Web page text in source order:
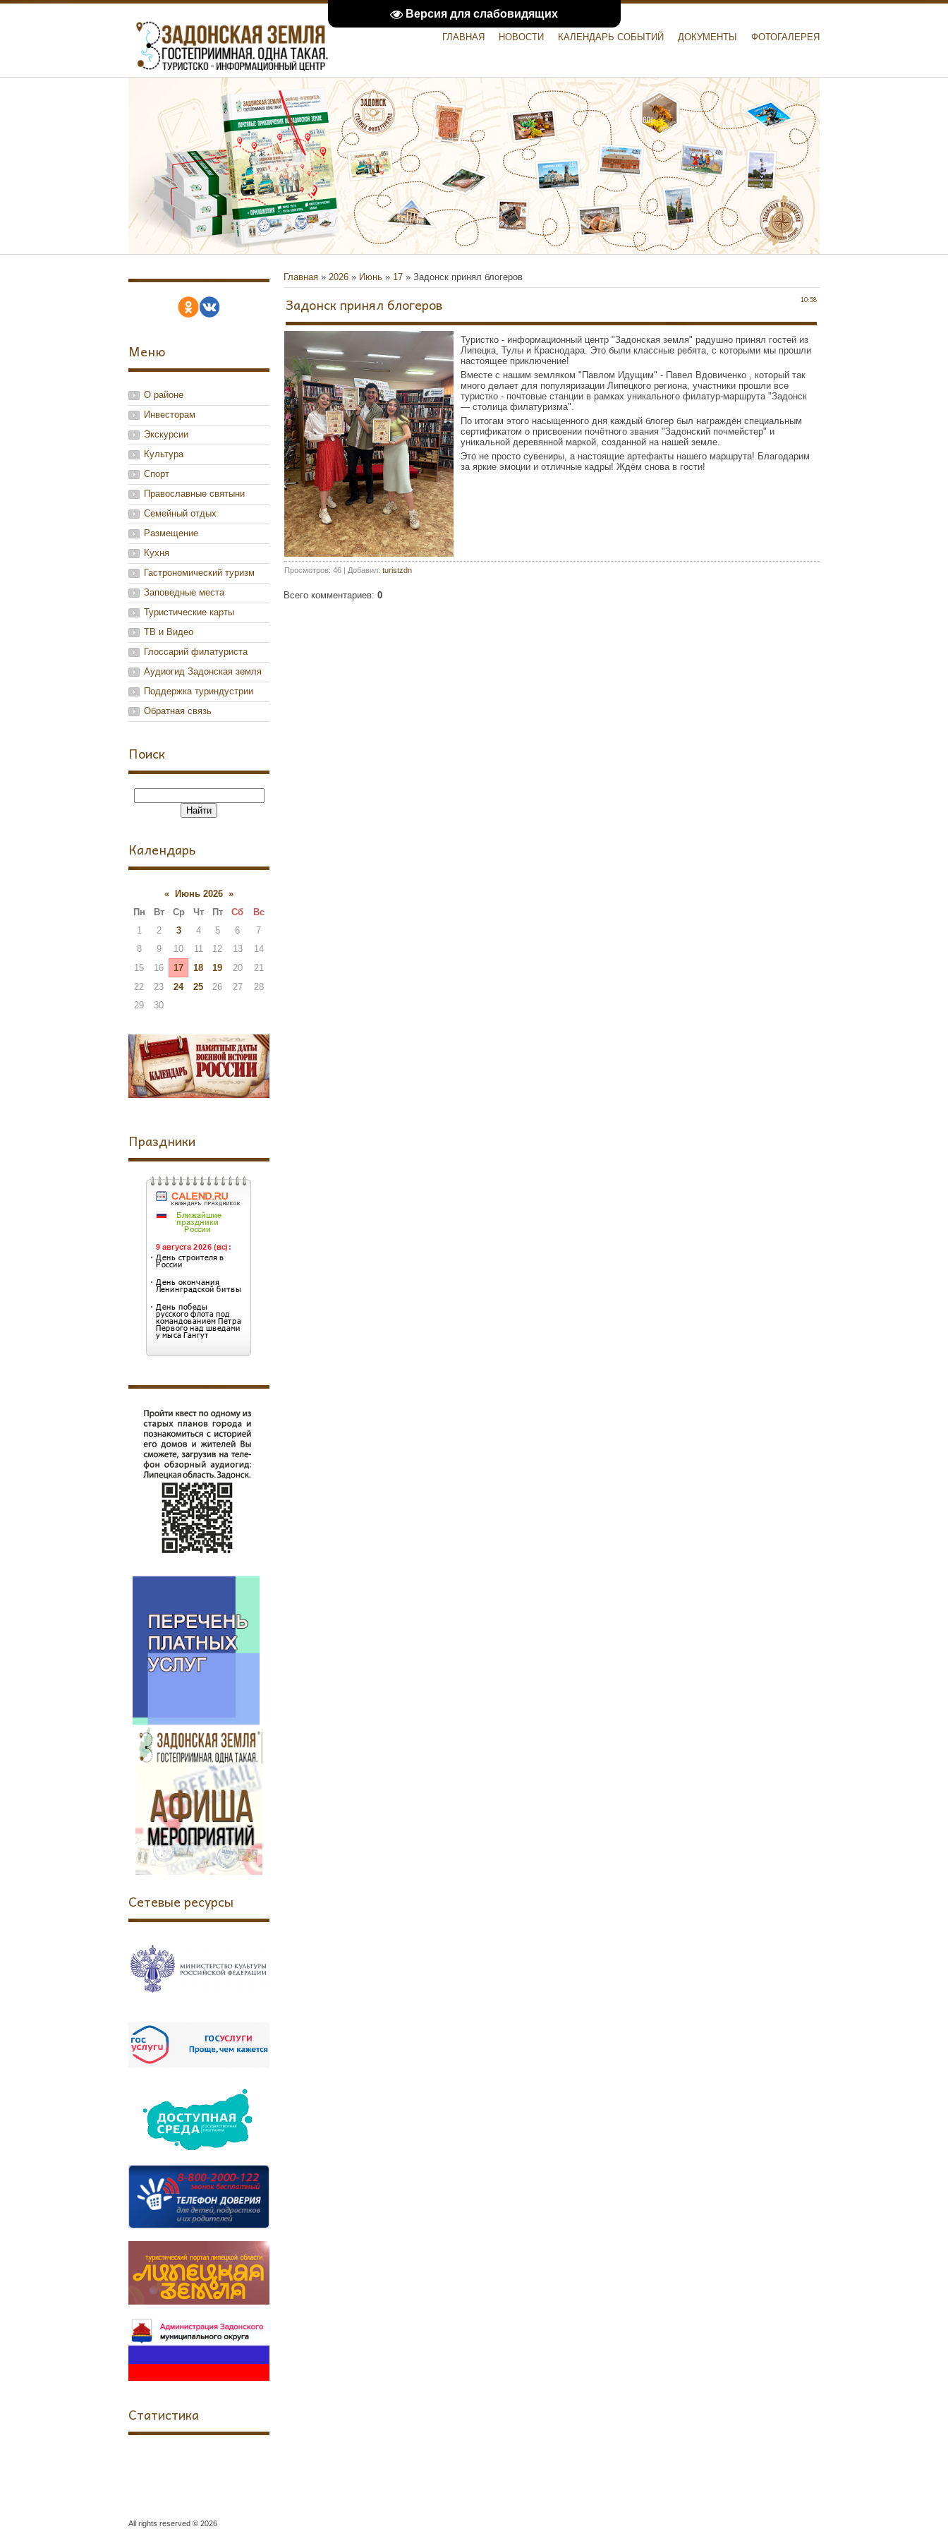
Версия для слабовидящих
ГЛАВНАЯ НОВОСТИ КАЛЕНДАРЬ СОБЫТИЙ ДОКУМЕНТЫ ФОТОГАЛЕРЕЯ
Меню
О районе
Инвесторам
Экскурсии
Культура
Спорт
Православные святыни
Семейный отдых
Размещение
Кухня
Гастрономический туризм
Заповедные места
Туристические карты
ТВ и Видео
Глоссарий филатуриста
Аудиогид Задонская земля
Поддержка туриндустрии
Обратная связь
Поиск
Календарь
« Июнь 2026 »
Пн
Вт Ср Чт Пт Сб
Вс
1
2 3 4 5 6
7
8
9 10 11 12 13
14
15
16 17 18 19 20
21
22
23 24 25 26 27
28
29
30
Праздники
Сетевые ресурсы
Статистика
Главная » 2026 » Июнь » 17 » Задонск принял блогеров
10:58
Задонск принял блогеров
Туристко - информационный центр "Задонская земля" радушно принял гостей из
Липецка, Тулы и Краснодара. Это были классные ребята, с которыми мы прошли
настоящее приключение!
Вместе с нашим земляком "Павлом Идущим" - Павел Вдовиченко , который так
много делает для популяризации Липецкого региона, участники прошли все
туристко - почтовые станции в рамках уникального филатур-маршрута "Задонск
— столица филатуризма".
По итогам этого насыщенного дня каждый блогер был награждён специальным
сертификатом о присвоении почётного звания "Задонский почмейстер" и
уникальной деревянной маркой, созданной на нашей земле.
Это не просто сувениры, а настоящие артефакты нашего маршрута! Благодарим
за яркие эмоции и отличные кадры! Ждём снова в гости!
Просмотров: 46 | Добавил: turistzdn
Всего комментариев: 0
All rights reserved © 2026